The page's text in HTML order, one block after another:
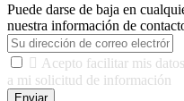
Puede darse de baja en
nuestra información de
 Acepto facilitar mis
a mi solicitud de información
Enviar